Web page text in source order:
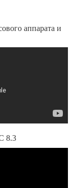
аппарата и
8.3